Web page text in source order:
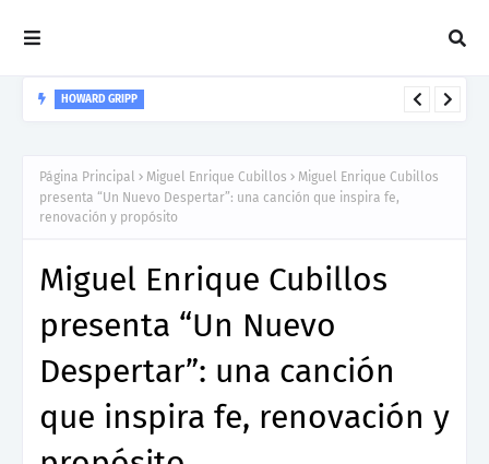
HOWARD GRIPP
Página Principal Miguel Enrique Cubillos
Miguel Enrique Cubillos
presenta “Un Nuevo Despertar”: una canción que inspira fe,
renovación y propósito
Miguel Enrique Cubillos
presenta “Un Nuevo
Despertar”: una canción
que inspira fe, renovación y